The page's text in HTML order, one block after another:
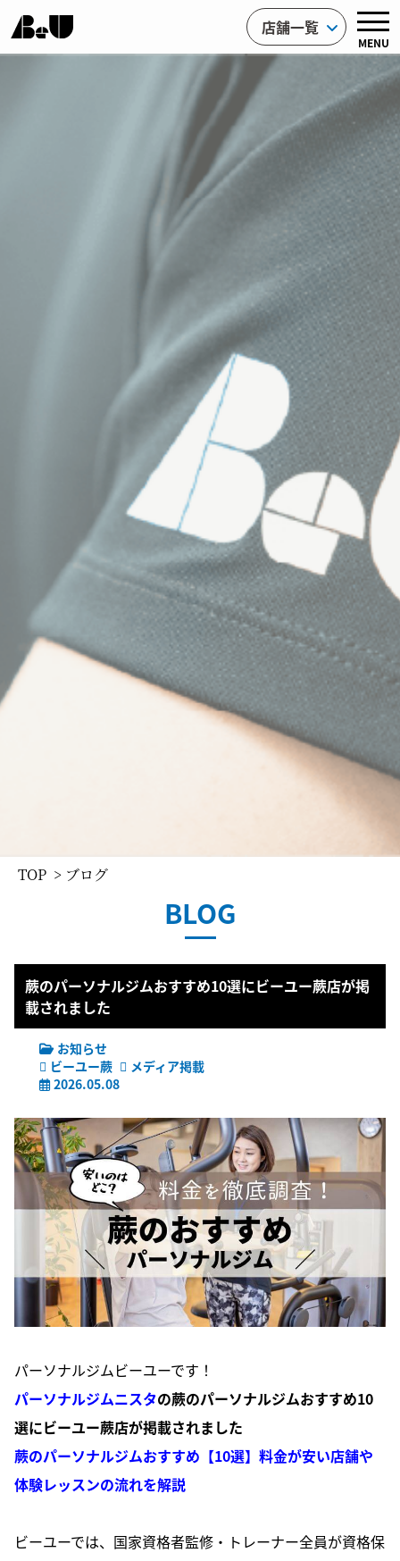
店舗一覧
MENU
TOP > ブログ
BLOG
蕨のパーソナルジムおすすめ10選にビーユー蕨店が掲
載されました
お知らせ
ビーユー蕨
メディア掲載
2026.05.08
パーソナルジムビーユーです！
パーソナルジムニスタの蕨のパーソナルジムおすすめ10
選にビーユー蕨店が掲載されました
蕨のパーソナルジムおすすめ【10選】料金が安い店舗や
体験レッスンの流れを解説
ビーユーでは、国家資格者監修・トレーナー全員が資格保